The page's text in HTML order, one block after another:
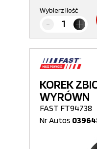
Wybierz ilość
KOREK
WYRÓWN
FAST FT94738
Nr Autos